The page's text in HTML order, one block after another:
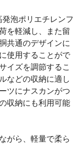
泡ポリエチレンフ
を軽減し、また留
共通のデザインに
使用することがで
イズを調節するこ
などの収納に適し
ツにナスカンがつ
収納にも利用可能
がら、軽量で柔ら